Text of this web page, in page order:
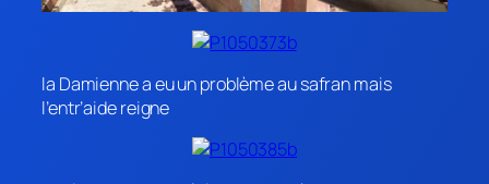
la Damienne a eu un problème au safran mais
l’entr’aide reigne